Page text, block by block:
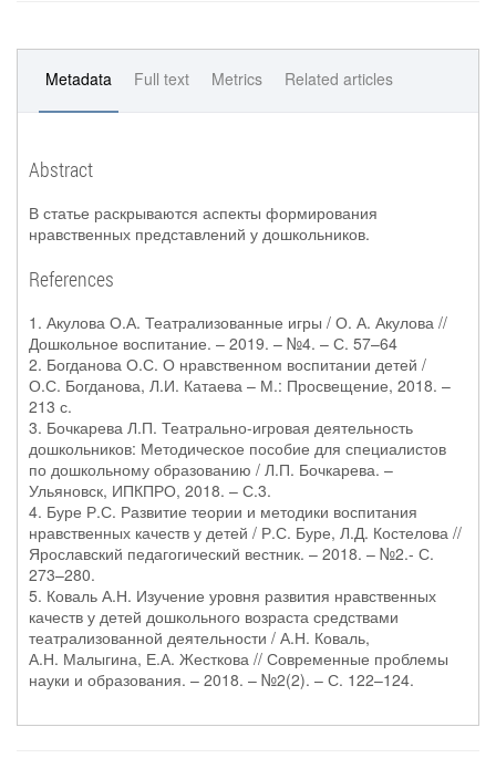
Metadata Full text Metrics Related articles
Abstract
В статье раскрываются аспекты формирования
нравственных представлений у дошкольников.
References
1. Акулова О.А. Театрализованные игры / О. А. Акулова //
Дошкольное воспитание. – 2019. – №4. – С. 57–64
2. Богданова О.С. О нравственном воспитании детей /
О.С. Богданова, Л.И. Катаева – М.: Просвещение, 2018. –
213 с.
3. Бочкарева Л.П. Театрально-игровая деятельность
дошкольников: Методическое пособие для специалистов
по дошкольному образованию / Л.П. Бочкарева. –
Ульяновск, ИПКПРО, 2018. – С.3.
4. Буре Р.С. Развитие теории и методики воспитания
нравственных качеств у детей / Р.С. Буре, Л.Д. Костелова //
Ярославский педагогический вестник. – 2018. – №2.- С.
273–280.
5. Коваль А.Н. Изучение уровня развития нравственных
качеств у детей дошкольного возраста средствами
театрализованной деятельности / А.Н. Коваль,
А.Н. Малыгина, Е.А. Жесткова // Современные проблемы
науки и образования. – 2018. – №2(2). – С. 122–124.